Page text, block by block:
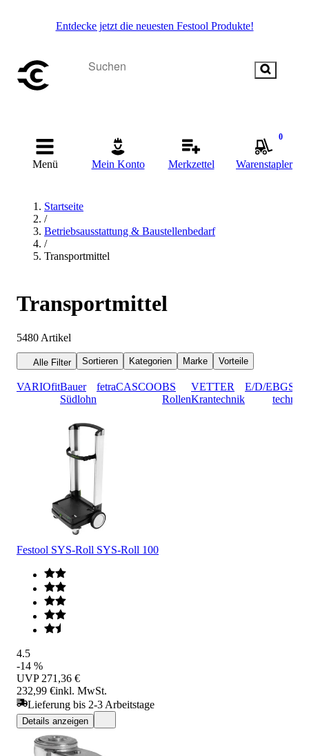
Entdecke jetzt die neuesten Festool Produkte!
Menü Mein Konto Merkzettel
0
Warenstapler
Startseite
/
Betriebsausstattung & Baustellenbedarf
/
Transportmittel
Transportmittel
5480 Artikel
Alle Filter Sortieren Kategorien Marke Vorteile
VARIOfitBauer
Südlohn
fetraCASCOOBS
Rollen
VETTER
Krantechnik
E/D/EBGS
technic
Festool SYS-Roll SYS-Roll 100
4.5
-14 %
UVP 271,36 €
232,99 €inkl. MwSt.
Lieferung bis 2-3 Arbeitstage
Details anzeigen